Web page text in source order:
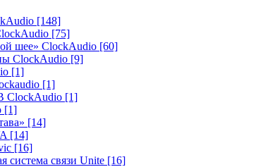
[148]
[75]
шее» ClockAudio [60]
ClockAudio [9]
[1]
[1]
ClockAudio [1]
[1]
[14]
[14]
[16]
система связи Unite [16]